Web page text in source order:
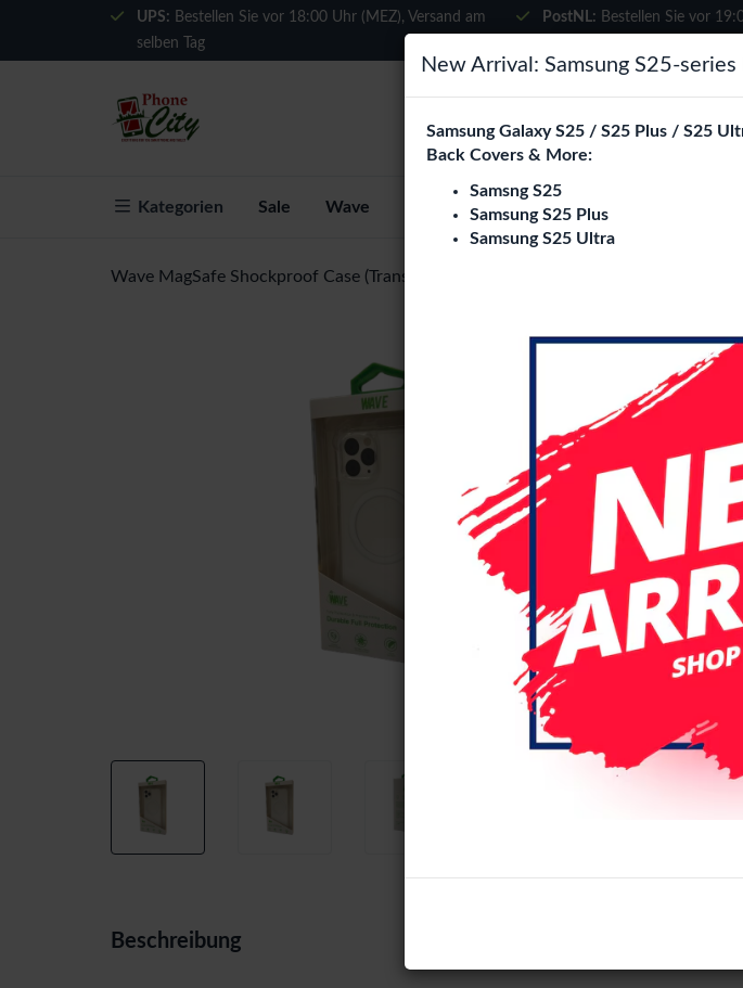
Wählen Sie Ihre
Es sieht so aus, als
Vereinigte Staaten
UPS: Bestellen Sie vor 18:00 Uhr (MEZ), Versand am
selben Tag
PostNL: Bestellen Sie vor
Kategorien Sale Wave Über Phone City Blogs
Wave MagSafe Shockproof Case (Transparent) - iPhone 16 Pro
Beschreibung
New Arrival: Samsung S25-series
Samsung Galaxy S25 / S25 Plus / S25
Back Covers & More:
Samsng S25
Samsung S25 Plus
Samsung S25 Ultra